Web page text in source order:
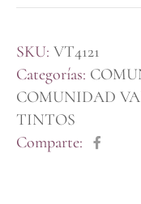
SKU: VT4121
Categorías:
COMUNIDAD
TINTOS
Comparte: